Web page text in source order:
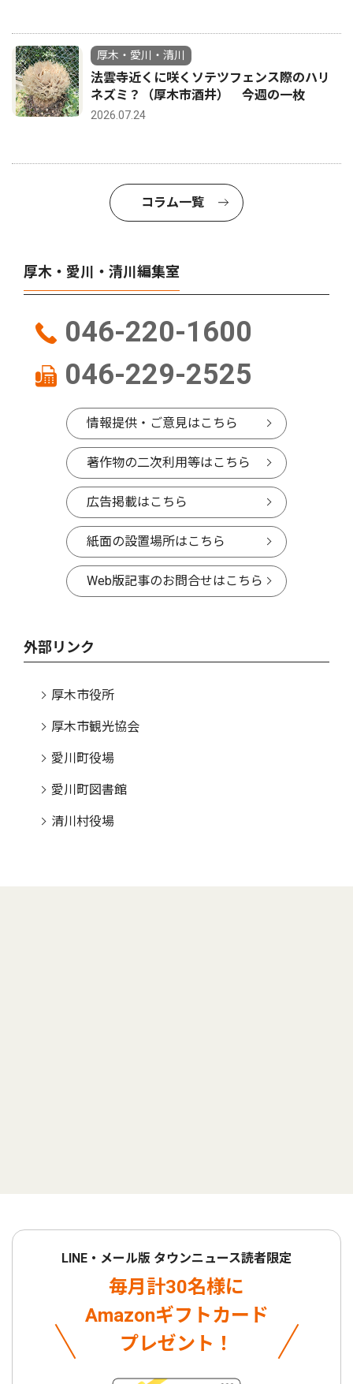
厚木・愛川・清川
法雲寺近くに咲くソテツフェンス際のハリ
ネズミ？（厚木市酒井） 今週の一枚
2026.07.24
コラム一覧
厚木・愛川・清川編集室
046-220-1600
046-229-2525
情報提供・ご意見はこちら
著作物の二次利用等はこちら
広告掲載はこちら
紙面の設置場所はこちら
Web版記事のお問合せはこちら
外部リンク
厚木市役所
厚木市観光協会
愛川町役場
愛川町図書館
清川村役場
LINE・メール版 タウンニュース読者限定
毎月計30名様に
Amazonギフトカード
プレゼント！